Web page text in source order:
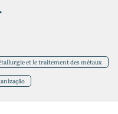
et le traitement des métaux